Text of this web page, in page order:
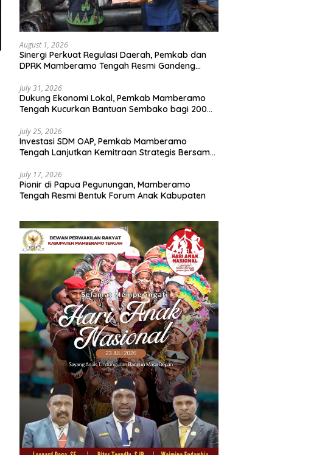
August 1, 2026
Sinergi Perkuat Regulasi Daerah, Pemkab dan
DPRK Mamberamo Tengah Resmi Gandeng
July 31, 2026
Dukung Ekonomi Lokal, Pemkab Mamberamo
Tengah Kucurkan Bantuan Sembako bagi 200
July 25, 2026
Investasi SDM OAP, Pemkab Mamberamo
Tengah Lanjutkan Kemitraan Strategis Bersama
July 17, 2026
Pionir di Papua Pegunungan, Mamberamo
Tengah Resmi Bentuk Forum Anak Kabupaten